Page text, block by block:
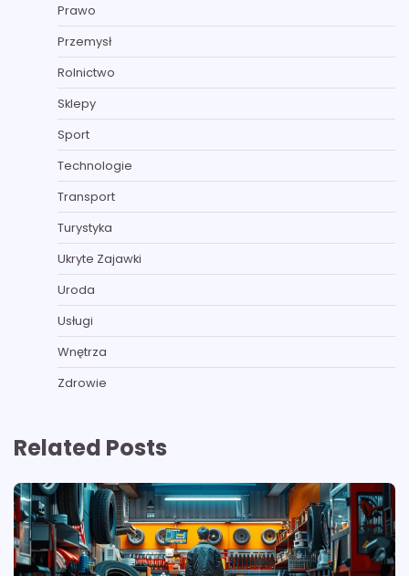
Prawo
Przemysł
Rolnictwo
Sklepy
Sport
Technologie
Transport
Turystyka
Ukryte Zajawki
Uroda
Usługi
Wnętrza
Zdrowie
Related Posts